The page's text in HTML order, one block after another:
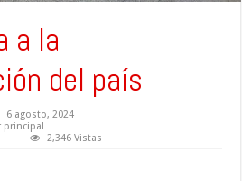
a la
del país
6 agosto, 2024
principal
2,346 Vistas